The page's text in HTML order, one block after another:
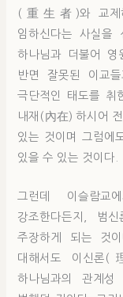
(重生者)와 교제
임하신다는 사실을
하나님과 더불어
반면 잘못된 이교
극단적인 태도를
내재(內在) 하시어
있는 것이며 그럼에
있을 수 있는 것이다.
그런데 이슬람교
강조한다든지, 범
주장하게 되는 것
대해서도 이신론
하나님과의 관계